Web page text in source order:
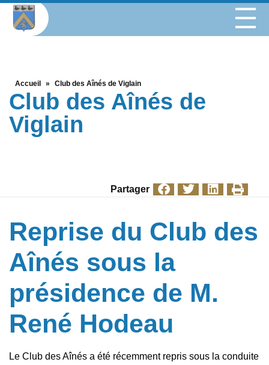
Accueil » Club des Aînés de Viglain
Club des Aînés de
Viglain
Partager
Reprise du Club des
Aînés sous la
présidence de M.
René Hodeau
Le Club des Aînés a été récemment repris sous la conduite